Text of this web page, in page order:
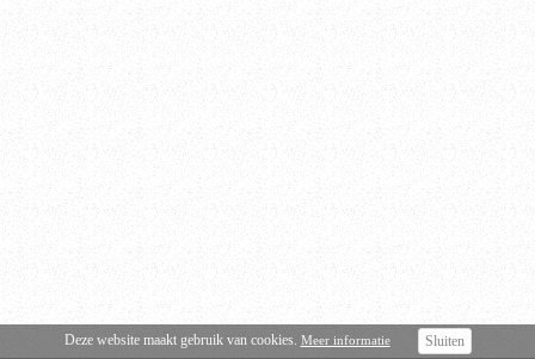
Deze website maakt gebruik van cookies. Meer informatie Sluiten